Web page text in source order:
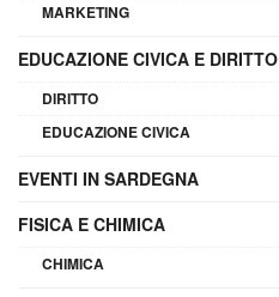
MARKETING
EDUCAZIONE CIVICA E DIRITTO
DIRITTO
EDUCAZIONE CIVICA
EVENTI IN SARDEGNA
FISICA E CHIMICA
CHIMICA